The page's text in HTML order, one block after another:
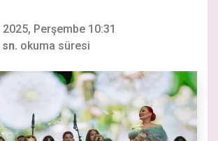
Perşembe 10:31
okuma süresi